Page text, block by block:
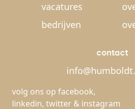
vacatures
bedrijven
contact
volg ons op facebook,
linkedin, twitter & instagram